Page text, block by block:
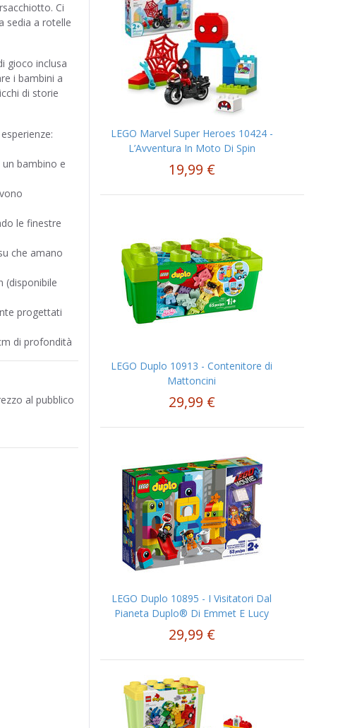
Ci
sedia a rotelle
gioco inclusa
i bambini a
di storie
bambino e
le finestre
che amano
(disponibile
progettati
di profondità
al pubblico
LEGO Marvel Super Heroes 10424 -
L’Avventura In Moto Di Spin
19,99 €
LEGO Duplo 10913 - Contenitore di
Mattoncini
29,99 €
LEGO Duplo 10895 - I Visitatori Dal
Pianeta Duplo® Di Emmet E Lucy
29,99 €